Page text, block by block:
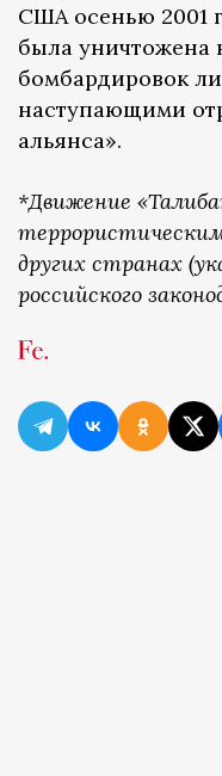
США осенью 2001
была уничтожена
бомбардировок
наступающими
альянса».
*Движение
других странах
российского